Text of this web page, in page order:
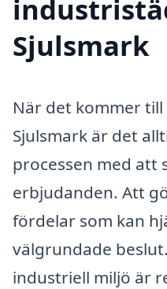
Sjulsmark
När det kommer
Sjulsmark är det
processen med att
erbjudanden. Att
fördelar som kan
välgrundade
industriell miljö är